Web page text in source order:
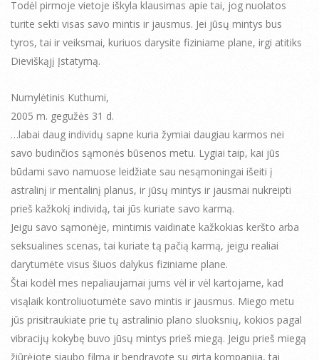
Todėl pirmoje vietoje iškyla klausimas apie tai, jog nuolatos
turite sekti visas savo mintis ir jausmus. Jei jūsų mintys bus
tyros, tai ir veiksmai, kuriuos darysite fiziniame plane, irgi atitiks
Dieviškąjį Įstatymą.
Numylėtinis Kuthumi,
2005 m. gegužės 31 d.
…labai daug individų sapne kuria žymiai daugiau karmos nei
savo budinčios sąmonės būsenos metu. Lygiai taip, kai jūs
būdami savo namuose leidžiate sau nesąmoningai išeiti į
astralinį ir mentalinį planus, ir jūsų mintys ir jausmai nukreipti
prieš kažkokį individą, tai jūs kuriate savo karmą.
Jeigu savo sąmonėje, mintimis vaidinate kažkokias keršto arba
seksualines scenas, tai kuriate tą pačią karmą, jeigu realiai
darytumėte visus šiuos dalykus fiziniame plane.
Štai kodėl mes nepaliaujamai jums vėl ir vėl kartojame, kad
visąlaik kontroliuotumėte savo mintis ir jausmus. Miego metu
jūs prisitraukiate prie tų astralinio plano sluoksnių, kokios pagal
vibracijų kokybę buvo jūsų mintys prieš miegą. Jeigu prieš miegą
žiūrėjote siaubo filmą ir bendravote su girta kompanija, tai